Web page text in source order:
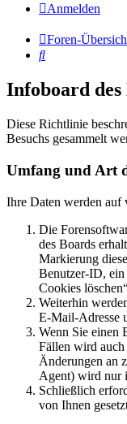
Anmelden
Foren-
Suche
Infoboard
Diese Richtlinie
Besuchs gesammelt
Umfang und Art
Ihre Daten werden auf
Die
des Boards
Markierung
Benutzer-ID, ein
Cookies
Weiterhin
E-Mail-Adresse
Wenn Sie einen
Fällen wird
Änderungen an
Agent) wird nur
Schließlich
von Ihnen